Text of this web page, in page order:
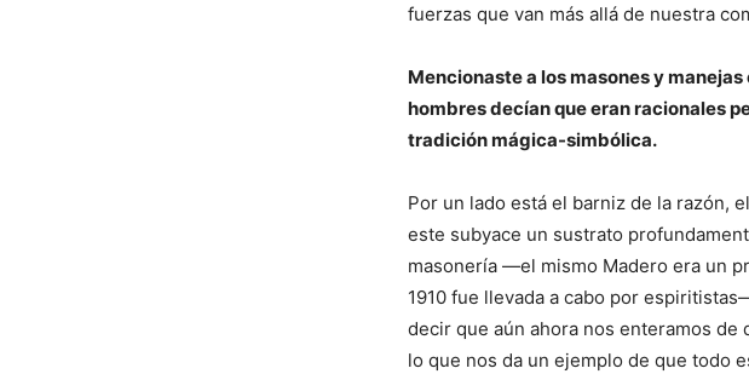
fuerzas que van más allá de nuestra
Mencionaste a los masones y
hombres decían que eran racionales
tradición mágica-simbólica.
Por un lado está el barniz de la razón,
este subyace un sustrato
masonería —el mismo Madero era un
1910 fue llevada a cabo por
decir que aún ahora nos enteramos
lo que nos da un ejemplo de que todo